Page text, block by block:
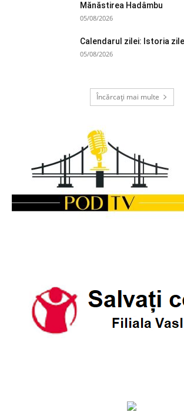
Mănăstirea Hadâmbu
05/08/2026
Calendarul zilei: Istoria
05/08/2026
Încărcați mai multe